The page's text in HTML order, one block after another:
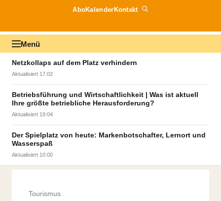
AboKalenderKontakt
Menü
Netzkollaps auf dem Platz verhindern
Aktualisiert 17:02
Betriebsführung und Wirtschaftlichkeit | Was ist aktuell
Ihre größte betriebliche Herausforderung?
Aktualisiert 19:04
Der Spielplatz von heute: Markenbotschafter, Lernort und
Wasserspaß
Aktualisiert 10:00
Tourismus